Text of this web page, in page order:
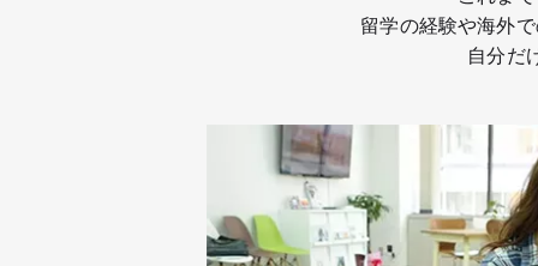
留学の経験や海外
自分だ